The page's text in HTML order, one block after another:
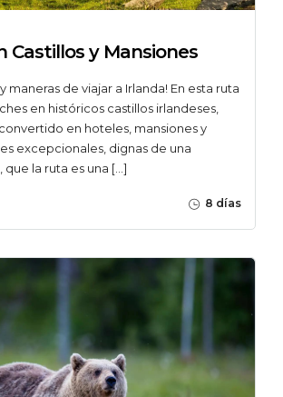
Castillos y Mansiones
maneras de viajar a Irlanda! En esta ruta
en históricos castillos irlandeses,
en hoteles, mansiones y
excepcionales, dignas de una
que la ruta es una […]
8 días